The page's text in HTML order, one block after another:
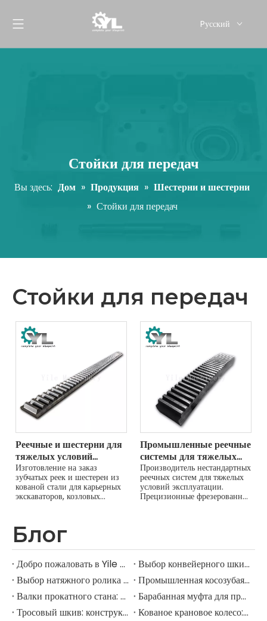
Pусский
Стойки для передач
Вы здесь: Дом » Продукция » Шестерни и шестерни
» Стойки для передач
Стойки для передач
Реечные и шестерни для
тяжелых условий
эксплуатации для
горнодобывающей и
промышленной техники
Изготовление на заказ
зубчатых реек и шестерен из
кованой стали для карьерных
экскаваторов, козловых
большой модуль и
прецизионное шлифование.
Промышленные реечные
системы для тяжелых
условий эксплуатации
Производитель нестандартных
реечных систем для тяжелых
условий эксплуатации.
Прецизионные фрезерованные
Блог
Добро пожаловать в Yile Machinery
Выбор конвейерного шкива: конструкция вала, натяжение ремня, запаздывание и руководство по режимам отказа
Выбор натяжного ролика ленточного конвейера: серия CEMA, номинальная нагрузка, срок службы подшипников и руководство по режимам отказа
Промышленная косозубая и коническо-цилиндрическая коробка передач: руководство по выбору, номинальному крутящему моменту и коэффициенту эксплуатации
Валки прокатного стана: выбор материала рабочих и опорных валков, твердость и режим отказа
Барабанная муфта для приводов кранов и подъемников: номинальный крутящий момент, допуск на перекос и руководство по выбору
Тросовый шкив: конструкция канавок, соотношение D/d, угол перемещения и руководство по выбору для тяжелого промышленного подъема
Кованое крановое колесо: выбор материала, номинальная нагрузка и руководство по изготовлению тяжелых промышленных кранов